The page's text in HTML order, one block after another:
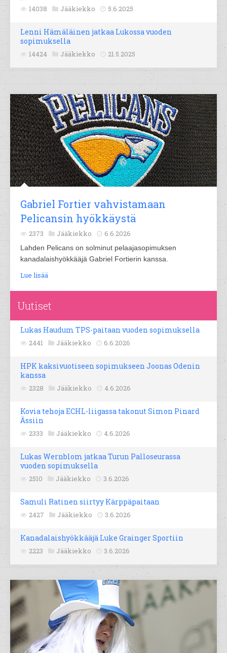
14038 Jääkiekko 5.6.2025
Lenni Hämäläinen jatkaa Lukossa vuoden
sopimuksella
14424 Jääkiekko 21.5.2025
Gabriel Fortier vahvistamaan
Pelicansin hyökkäystä
2373 Jääkiekko 6.6.2026
Lahden Pelicans on solminut pelaajasopimuksen
kanadalaishyökkääjä Gabriel Fortierin kanssa.
Lue lisää
Uutiset
Lukas Haudum TPS-paitaan vuoden sopimuksella
2441 Jääkiekko 6.6.2026
HPK kaksivuotiseen sopimukseen Joonas Odenin
kanssa
2328 Jääkiekko 4.6.2026
Kovia tehoja ECHL-liigassa takonut Simon Pinard
Ässiin
2333 Jääkiekko 4.6.2026
Lukas Wernblom jatkaa Turun Palloseurassa
vuoden sopimuksella
2510 Jääkiekko 3.6.2026
Samuli Ratinen siirtyy Kärppäpaitaan
2427 Jääkiekko 3.6.2026
Kanadalaishyökkääjä Luke Grainger Sportiin
2223 Jääkiekko 3.6.2026